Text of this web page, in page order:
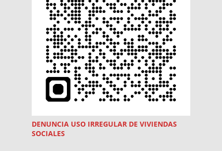
DENUNCIA USO IRREGULAR DE VIVIENDAS
SOCIALES